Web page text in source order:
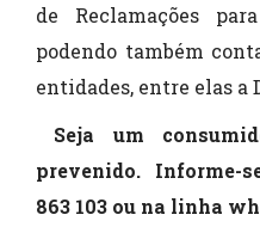
de Reclamações
podendo também
entidades, entre elas a
Seja um
prevenido. Informe-
863 103 ou na linha